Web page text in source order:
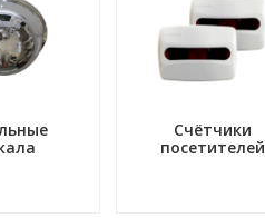
Счётчики
посетителей